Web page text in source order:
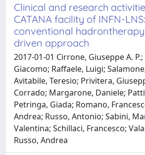
Clinical and research
CATANA facility of INFN-
conventional
driven approach
2017-01-01 Cirrone, Giuseppe A.
Giacomo; Raffaele, Luigi;
Avitabile, Teresio; Privitera,
Corrado; Margarone, Daniele;
Petringa, Giada; Romano,
Andrea; Russo, Antonio; Sabini,
Valentina; Schillaci, Francesco;
Russo, Andrea